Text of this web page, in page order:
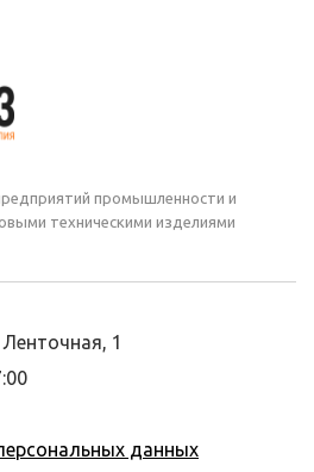
промышленности и
техническими изделиями
1
данных